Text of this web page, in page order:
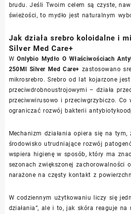
brudu. Jeśli Twoim celem są czyste,
świeżości, to mydło jest naturalnym
Jak działa srebro koloidalne i
Silver Med Care+
WOnlybio Mydło O Właściwościach
250Ml Silver Med Care+ zastosowano
mikrosrebro. Srebro od lat kojarzone jest
przeciwdrobnoustrojowymi – działa
przeciwwirusowo i przeciwgrzybiczo. Co
ograniczać rozwój bakterii
Mechanizm działania opiera się na tym,
środowisko utrudniające rozwój
wspiera higienę w sposób, który ma
sezonach zwiększonej zachorowalności
narażone na częsty kontakt z
W codziennym użytkowaniu liczy się
działania”, ale i to, jak skóra reaguje na